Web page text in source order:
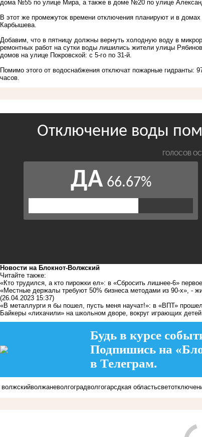
дома №55 по улице Мира, а также в доме №20 по улице
В этот же промежуток времени отключения планируют и в
Карбышева.
Добавим, что в пятницу должны вернуть холодную воду в
ремонтных работ на сутки воды лишились жители улицы
домов на улице Покровской: с 5-го по 31-й.
Помимо этого от водоснабжения отключат пожарные гидранты:
часов.
Новости на Блoкнoт-Волжский
Читайте также:
«Кто трудился, а кто пирожки ел»: в «Сбросить лишнее-6»
«Местные держалы требуют 50% бизнеса методами из 90-х», -
(26.04.2023 15:37)
«В металлурги я бы пошел, пусть меня научат!»: в «ВПТ»
Байкеры «лихачили» на школьном дворе, вокруг играющих
Будь в курсе
Подпишись на
в Телеграм.
волжскийволжаневолгоградволгогарсдкая областьсвет